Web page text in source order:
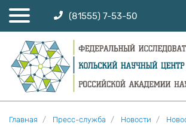
(81555) 7-53-50
Главная Пресс-служба Новости